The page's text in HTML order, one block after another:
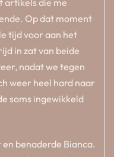
artikels die me
Op dat moment
tijd voor aan het
in zat van beide
nadat we tegen
weer heel hard naar
soms ingewikkeld
benaderde Bianca.